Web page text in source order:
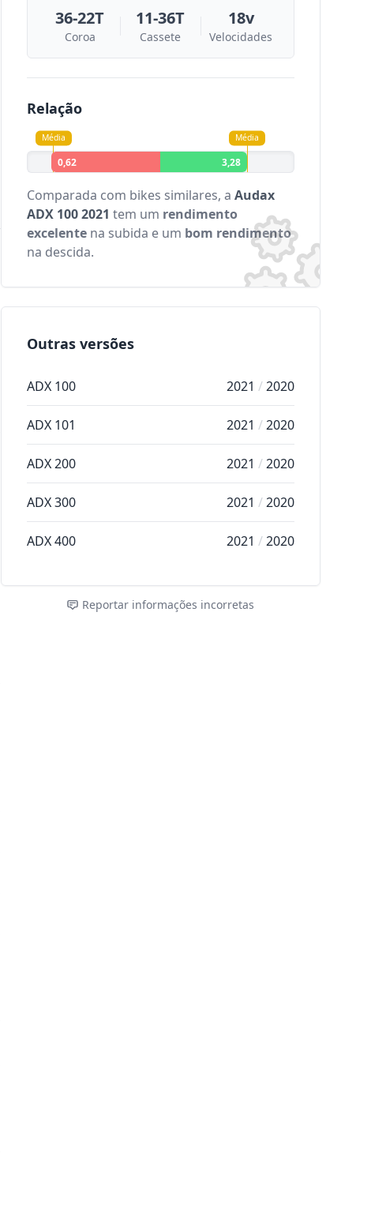
Coroa
36-22T
Cassete
11-36T
Velocidades
18v
Relação
Média
0,62
Média
3,28
Comparada com bikes similares, a Audax
ADX 100 2021 tem um rendimento
excelentena subida e um bom rendimento
na descida.
Outras versões
ADX 100 2021 /2020
ADX 101 2021 /2020
ADX 200 2021 /2020
ADX 300 2021 /2020
ADX 400 2021 /2020
Reportar informações incorretas